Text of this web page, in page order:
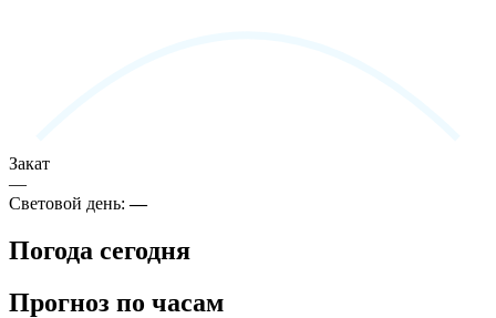
Закат
—
Световой день:—
Погода сегодня
Прогноз по часам